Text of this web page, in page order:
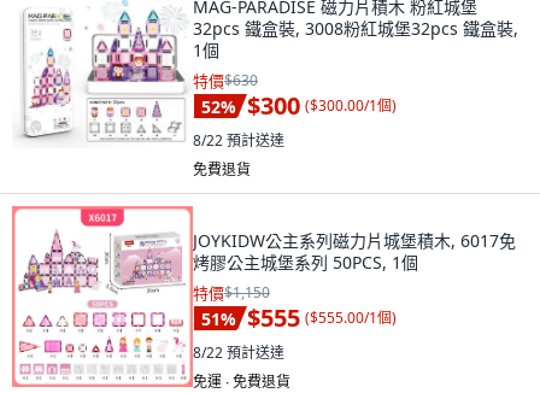
MAG-PARADISE 磁力片積木 粉紅城堡
32pcs 鐵盒裝, 3008粉紅城堡32pcs 鐵盒裝,
1個
特價$630
52% $300 ($300.00/1個)
8/22預計送達
免費退貨
JOYKIDW公主系列磁力片城堡積木, 6017免
烤膠公主城堡系列 50PCS, 1個
特價$1,150
51% $555 ($555.00/1個)
8/22預計送達
免運 ∙ 免費退貨